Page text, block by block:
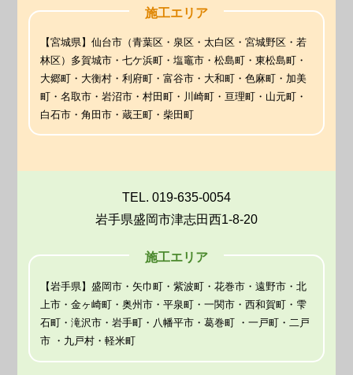
施工エリア
【宮城県】仙台市（青葉区・泉区・太白区・宮城野区・若
林区）多賀城市・七ケ浜町・塩竈市・松島町・東松島町・
大郷町・大衡村・利府町・富谷市・大和町・色麻町・加美
町・名取市・岩沼市・村田町・川崎町・亘理町・山元町・
白石市・角田市・蔵王町・柴田町
TEL. 019-635-0054
岩手県盛岡市津志田西1-8-20
施工エリア
【岩手県】盛岡市・矢巾町・紫波町・花巻市・遠野市・北
上市・金ヶ崎町・奥州市・平泉町・一関市・西和賀町・雫
石町・滝沢市・岩手町・八幡平市・葛巻町 ・一戸町・二戸
市 ・九戸村・軽米町